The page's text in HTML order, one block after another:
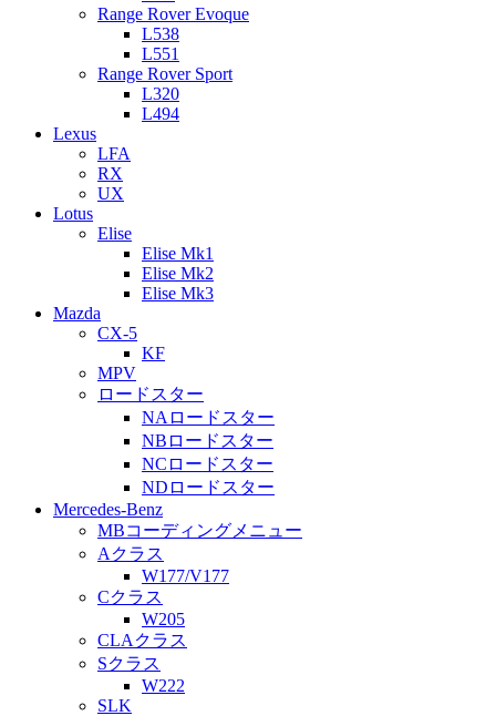
Range Rover Evoque
L538
L551
Range Rover Sport
L320
L494
Lexus
LFA
RX
UX
Lotus
Elise
Elise Mk1
Elise Mk2
Elise Mk3
Mazda
CX-5
KF
MPV
ロードスター
NAロードスター
NBロードスター
NCロードスター
NDロードスター
Mercedes-Benz
MBコーディングメニュー
Aクラス
W177/V177
Cクラス
W205
CLAクラス
Sクラス
W222
SLK